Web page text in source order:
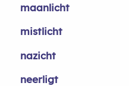
maanlicht
mistlicht
nazicht
neerligt